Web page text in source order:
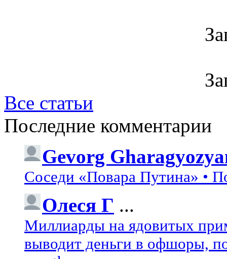
Все статьи
Последние комментарии
Gevorg
Соседи «Повара Путина» •
Олеся Г ...
Миллиарды на ядовитых
выводит деньги в офшоры,